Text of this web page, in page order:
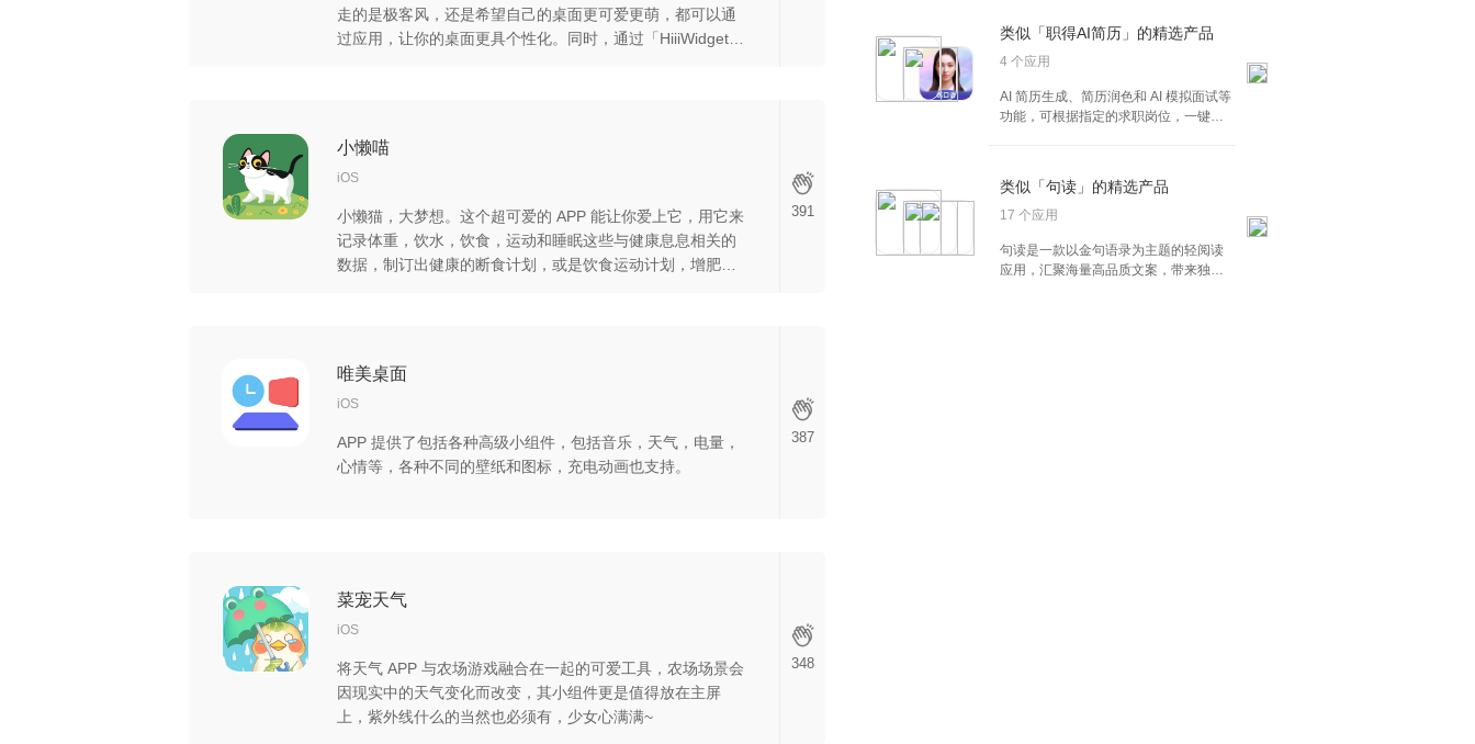
走的是极客风，还是希望自己的桌面更可爱更萌，都可以通
过应用，让你的桌面更具个性化。同时，通过「HiiiWidget」
小懒喵
iOS
小懒猫，大梦想。这个超可爱的 APP 能让你爱上它，用它来
记录体重，饮水，饮食，运动和睡眠这些与健康息息相关的
数据，制订出健康的断食计划，或是饮食运动计划，增肥和
391
唯美桌面
iOS
APP 提供了包括各种高级小组件，包括音乐，天气，电量，
心情等，各种不同的壁纸和图标，充电动画也支持。
387
菜宠天气
iOS
将天气 APP 与农场游戏融合在一起的可爱工具，农场场景会
因现实中的天气变化而改变，其小组件更是值得放在主屏
上，紫外线什么的当然也必须有，少女心满满~
348
们源自我们独创的语言处理技术。这一
突破性创新确保了与真人教练无异的专
业互动质量，提供了前所未有的真实感
到真正意义上的个性化、沉浸式英语口
语学习旅程，享受到市场上无法比拟的
类似「职得AI简历」的精选产品
4 个应用
AI 简历生成、简历润色和 AI 模拟面试等
功能，可根据指定的求职岗位，一键快
化，根据简历模拟一对一面试，提升面
试技巧，轻松获取最佳 Offer。
类似「句读」的精选产品
17 个应用
句读是一款以金句语录为主题的轻阅读
应用，汇聚海量高品质文案，带来独特